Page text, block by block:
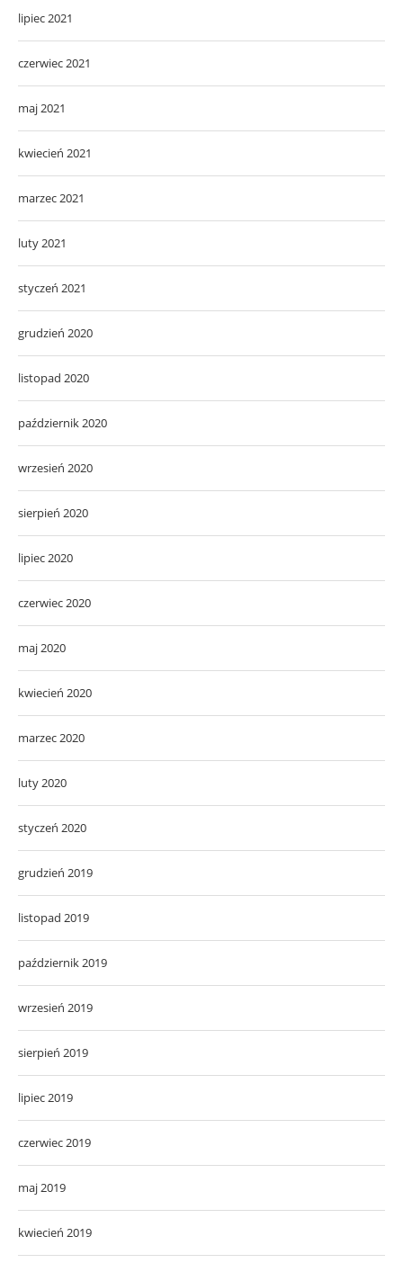
lipiec 2021
czerwiec 2021
maj 2021
kwiecień 2021
marzec 2021
luty 2021
styczeń 2021
grudzień 2020
listopad 2020
październik 2020
wrzesień 2020
sierpień 2020
lipiec 2020
czerwiec 2020
maj 2020
kwiecień 2020
marzec 2020
luty 2020
styczeń 2020
grudzień 2019
listopad 2019
październik 2019
wrzesień 2019
sierpień 2019
lipiec 2019
czerwiec 2019
maj 2019
kwiecień 2019